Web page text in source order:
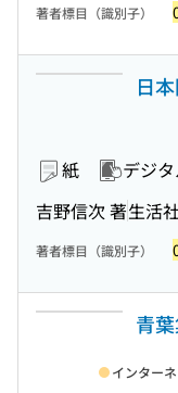
著者標目（識別子）
日
紙 デジ
吉野信次 著生活
著者標目（識別子）
青
インター